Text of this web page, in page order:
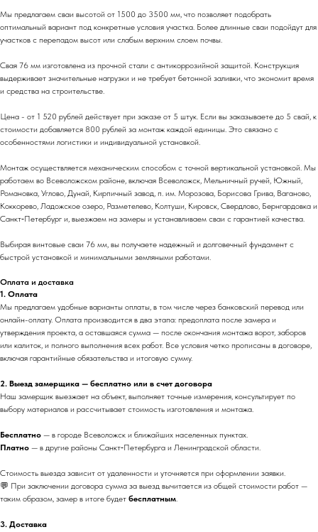
Мы предлагаем сваи высотой от 1500 до 3500 мм, что позволяет подобрать
оптимальный вариант под конкретные условия участка. Более длинные сваи подойдут для
участков с перепадом высот или слабым верхним слоем почвы.
Свая 76 мм изготовлена из прочной стали с антикоррозийной защитой. Конструкция
выдерживает значительные нагрузки и не требует бетонной заливки, что экономит время
и средства на строительстве.
Цена - от 1 520 рублей действует при заказе от 5 штук. Если вы заказываете до 5 свай, к
стоимости добавляется 800 рублей за монтаж каждой единицы. Это связано с
особенностями логистики и индивидуальной установкой.
Монтаж осуществляется механическим способом с точной вертикальной установкой. Мы
работаем во Всеволожском районе, включая Всеволожск, Мельничный ручей, Южный,
Романовка, Углово, Дунай, Кирпичный завод, п. им. Морозова, Борисова Грива, Ваганово,
Коккорево, Ладожское озеро, Разметелево, Колтуши, Кировск, Свердлово, Бернгардовка и
Санкт‑Петербург и, выезжаем на замеры и устанавливаем сваи с гарантией качества.
Выбирая винтовые сваи 76 мм, вы получаете надежный и долговечный фундамент с
быстрой установкой и минимальными земляными работами.
Оплата и доставка
1. Оплата
Мы предлагаем удобные варианты оплаты, в том числе через банковский перевод или
онлайн-оплату. Оплата производится в два этапа: предоплата после замера и
утверждения проекта, а оставшаяся сумма — после окончания монтажа ворот, заборов
или калиток, и полного выполнения всех работ. Все условия четко прописаны в договоре,
включая гарантийные обязательства и итоговую сумму.
2. Выезд замерщика — бесплатно или в счет договора
Наш замерщик выезжает на объект, выполняет точные измерения, консультирует по
выбору материалов и рассчитывает стоимость изготовления и монтажа.
Бесплатно — в городе Всеволожск и ближайших населенных пунктах.
Платно — в другие районы Санкт‑Петербурга и Ленинградской области.
Стоимость выезда зависит от удаленности и уточняется при оформлении заявки.
💬 При заключении договора сумма за выезд вычитается из общей стоимости работ —
таким образом, замер в итоге будет бесплатным.
3. Доставка